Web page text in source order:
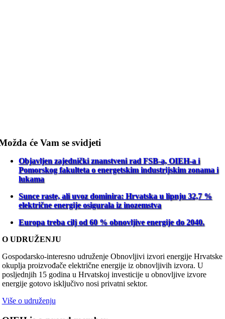
će Vam se svidjeti
Objavljen zajednički znanstveni rad FSB-a, OIEH-a i
Pomorskog fakulteta o energetskim industrijskim zonama i
lukama
Sunce raste, ali uvoz dominira: Hrvatska u lipnju 32,7 %
električne energije osigurala iz inozemstva
Europa treba cilj od 60 % obnovljive energije do 2040.
O UDRUŽENJU
Gospodarsko-interesno udruženje Obnovljivi izvori energije Hrvatske
okuplja proizvođače električne energije iz obnovljivih izvora. U
posljednjih 15 godina u Hrvatskoj investicije u obnovljive izvore
energije gotovo isključivo nosi privatni sektor.
Više o udruženju